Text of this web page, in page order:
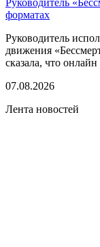
форматах
Руководитель
движения
сказала, что
07.08.2026
Лента новостей